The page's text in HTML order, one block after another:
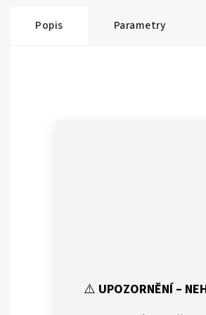
Popis Parametry
⚠️ UPOZORNĚNÍ –